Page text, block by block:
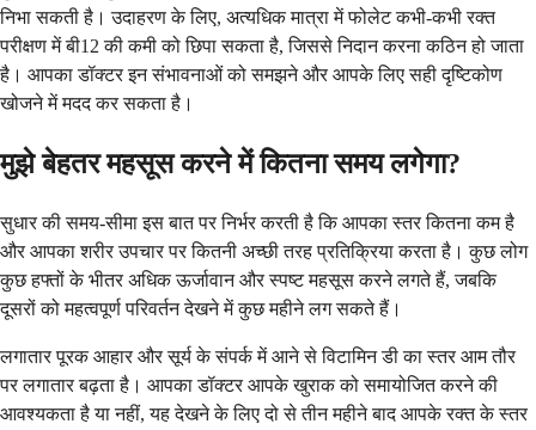
निभा सकती है। उदाहरण के लिए, अत्यधिक मात्रा में फोलेट कभी-कभी रक्त
परीक्षण में बी12 की कमी को छिपा सकता है, जिससे निदान करना कठिन हो जाता
है। आपका डॉक्टर इन संभावनाओं को समझने और आपके लिए सही दृष्टिकोण
खोजने में मदद कर सकता है।
मुझे बेहतर महसूस करने में कितना समय लगेगा?
सुधार की समय-सीमा इस बात पर निर्भर करती है कि आपका स्तर कितना कम है
और आपका शरीर उपचार पर कितनी अच्छी तरह प्रतिक्रिया करता है। कुछ लोग
कुछ हफ्तों के भीतर अधिक ऊर्जावान और स्पष्ट महसूस करने लगते हैं, जबकि
दूसरों को महत्वपूर्ण परिवर्तन देखने में कुछ महीने लग सकते हैं।
लगातार पूरक आहार और सूर्य के संपर्क में आने से विटामिन डी का स्तर आम तौर
पर लगातार बढ़ता है। आपका डॉक्टर आपके खुराक को समायोजित करने की
आवश्यकता है या नहीं, यह देखने के लिए दो से तीन महीने बाद आपके रक्त के स्तर